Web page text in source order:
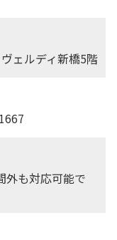
ェルディ新橋5階
外も対応可能で